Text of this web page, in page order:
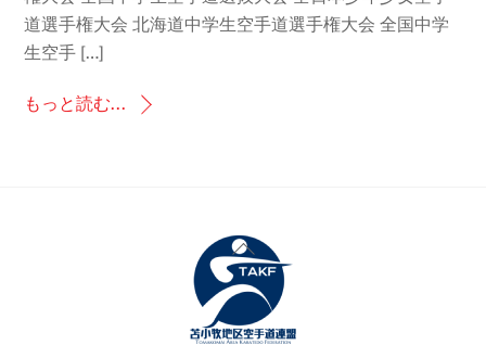
道選手権大会 北海道中学生空手道選手権大会 全国中学
生空手 […]
もっと読む...
Back
To
Top